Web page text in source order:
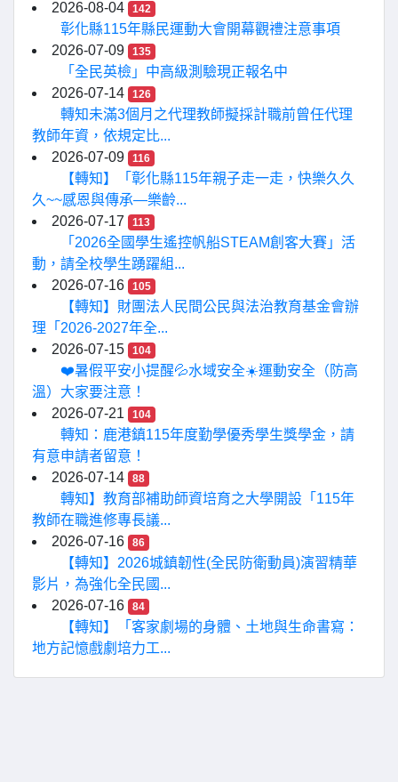
2026-08-04 142
彰化縣115年縣民運動大會開幕觀禮注意事項
2026-07-09
135
「全民英檢」中高級測驗現正報名中
2026-07-14
126
轉知未滿3個月之代理教師擬採計職前曾任代理
教師年資，依規定比...
2026-07-09
116
【轉知】「彰化縣115年親子走一走，快樂久久
久~~感恩與傳承—樂齡...
2026-07-17
113
「2026全國學生遙控帆船STEAM創客大賽」活
動，請全校學生踴躍組...
2026-07-16
105
【轉知】財團法人民間公民與法治教育基金會辦
理「2026-2027年全...
2026-07-15
104
❤️暑假平安小提醒💦水域安全☀️運動安全（防高
溫）大家要注意！
2026-07-21
104
轉知：鹿港鎮115年度勤學優秀學生獎學金，請
有意申請者留意！
2026-07-14
88
轉知】教育部補助師資培育之大學開設「115年
教師在職進修專長議...
2026-07-16
86
【轉知】2026城鎮韌性(全民防衛動員)演習精華
影片，為強化全民國...
2026-07-16
84
【轉知】「客家劇場的身體、土地與生命書寫：
地方記憶戲劇培力工...